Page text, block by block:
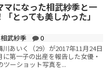
マになった相武紗季と一
とっても美しかった」
相武紗季
0
あいく（29）が2017年11月24日
第一子の出産を報告した女優・
ツーショット写真を...